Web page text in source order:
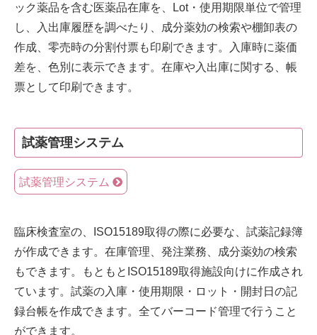
ック薬品を含む医薬品在庫を、Lot・使用期限単位で管理
し、入出庫履歴を調べたり、成分薬効の検索や棚卸表の
作成、零売時の分割付票も印刷できます。入庫時に薬価
差を、色別に表示できます。在庫や入出庫に関する、帳
票として印刷できます。
試薬管理システム
試薬管理システム
臨床検査室の、ISO15189取得の際に必要な、試薬記録簿
が作成できます。在庫管理、発注業務、成分薬効の検索
もできます。もともとISO15189取得施設向けに作成され
ています。試薬の入庫・使用期限・ロット・開封日の記
録台帳を作成できます。全てバーコード管理で行うこと
ができます。